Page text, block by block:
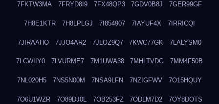
7FKTW3MA 7FRYD8I9 7FX48QP3 7GDV0B8J 7GER99GF
7H8E1KTR 7H8LPLGJ 7I854907 7IAYUF4X 7IRRICQI
7JIRAAHO 7JJO4AR2 7JLOZ9Q7 7KWC77GK 7LALYSM0
7LCWIIY0 7LVURME7 7M1UWA38 7MHLTVDG 7MM4F50B
7NL020H5 7NS5N00M 7NSA9LFN 7NZIGFWV 7O15HQUY
7O6U1WZR 7O89DJ0L 7OB253FZ 7ODLM7D2 7OY8DOTS